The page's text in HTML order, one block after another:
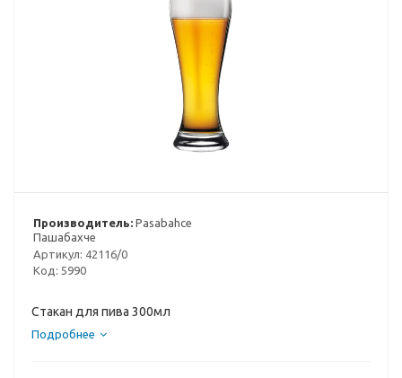
Производитель: Pasabahce
Пашабахче
Артикул: 42116/0
Код: 5990
Стакан для пива 300мл
Подробнее